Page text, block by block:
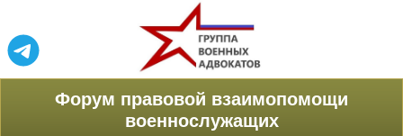
Форум правовой взаимопомощи
военнослужащих